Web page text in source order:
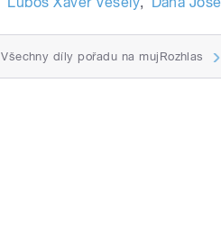
Všechny díly pořadu na mujRozhlas